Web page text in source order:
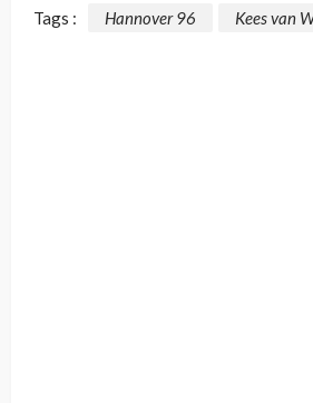
Tags : Hannover 96 Kees van